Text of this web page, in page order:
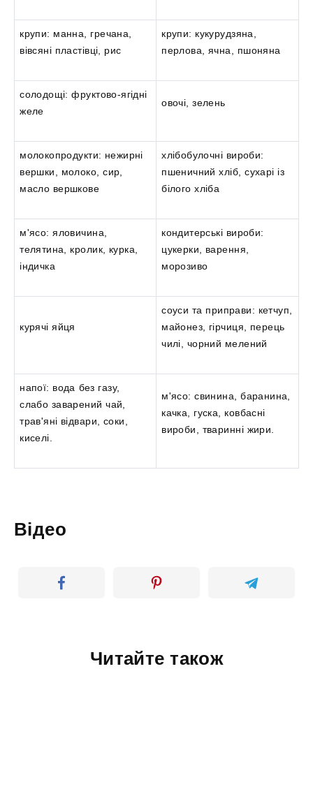
крупи: манна, гречана,
вівсяні пластівці, рис
крупи: кукурудзяна,
перлова, ячна, пшоняна
солодощі: фруктово-ягідні
желе
овочі, зелень
молокопродукти: нежирні
вершки, молоко, сир,
масло вершкове
хлібобулочні вироби:
пшеничний хліб, сухарі із
білого хліба
м'ясо: яловичина,
телятина, кролик, курка,
індичка
кондитерські вироби:
цукерки, варення,
морозиво
курячі яйця
соуси та приправи: кетчуп,
майонез, гірчиця, перець
чилі, чорний мелений
напої: вода без газу,
слабо заварений чай,
трав'яні відвари, соки,
киселі.
м'ясо: свинина, баранина,
качка, гуска, ковбасні
вироби, тваринні жири.
Відео
Читайте також